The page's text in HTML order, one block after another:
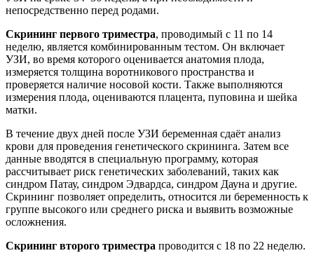
непосредственно перед родами.
Скрининг первого триместра, проводимый с 11 по 14
неделю, является комбинированным тестом. Он включает
УЗИ, во время которого оценивается анатомия плода,
измеряется толщина воротникового пространства и
проверяется наличие носовой кости. Также выполняются
измерения плода, оцениваются плацента, пуповина и шейка
матки.
В течение двух дней после УЗИ беременная сдаёт анализ
крови для проведения генетического скрининга. Затем все
данные вводятся в специальную программу, которая
рассчитывает риск генетических заболеваний, таких как
синдром Патау, синдром Эдвардса, синдром Дауна и другие.
Скрининг позволяет определить, относится ли беременность к
группе высокого или среднего риска и выявить возможные
осложнения.
Скрининг второго триместра проводится с 18 по 22 неделю.